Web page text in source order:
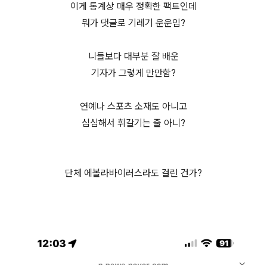
이게 통계상 매우 정확한 팩트인데
뭐가 댓글로 기레기 운운임?
니들보다 대부분 잘 배운
기자가 그렇게 만만함?
연예나 스포츠 소재도 아니고
심심해서 휘갈기는 줄 아니?
단체 에볼라바이러스라도 걸린 건가?